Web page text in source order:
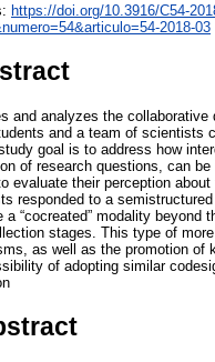
https://doi.org/10.3916/C54-
2018-03
and analyzes the
and a team of scientists
goal is to address how
of research questions, can
evaluate their perception
responded to a
“cocreated” modality beyond
stages. This type of
as well as the promotion
of adopting similar